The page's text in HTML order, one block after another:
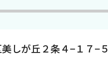
しが丘２条４−１７−５